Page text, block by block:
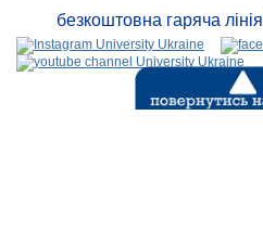
безкоштовна гаряча лінія
Про
заклад